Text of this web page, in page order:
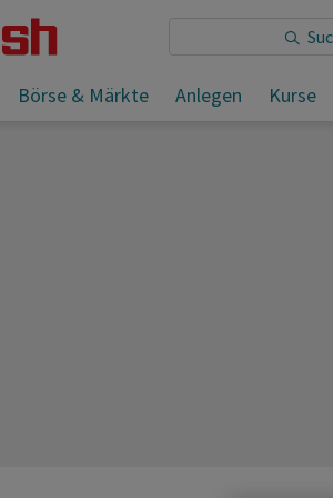
Börse & Märkte Anlegen Kurse